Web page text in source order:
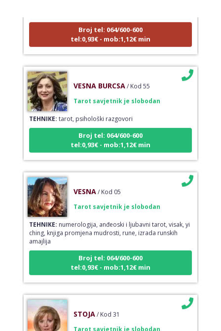
Broj tel: 064/600-600
tel:0,93€ - mob:1,12€ min
/ Kod 55
Tarot savjetnik je slobodan
TEHNIKE:tarot, psihološki razgovori
Broj tel: 064/600-600
tel:0,93€ - mob:1,12€ min
/ Kod 05
Tarot savjetnik je slobodan
TEHNIKE:numerologija, anđeoski i ljubavni tarot, visak, yi
ching, knjiga promjena mudrosti, rune, izrada runskih
amajlija
Broj tel: 064/600-600
tel:0,93€ - mob:1,12€ min
/ Kod 31
Tarot savjetnik je slobodan